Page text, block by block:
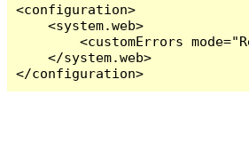
<configuration>
    <system.web>
<customErrors
    </system.web>
</configuration>